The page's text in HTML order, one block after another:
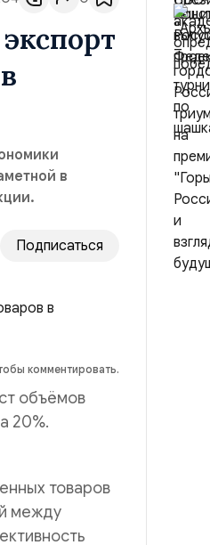
в
Подписаться
комментировать.
объёмов
20%.
товаров
между